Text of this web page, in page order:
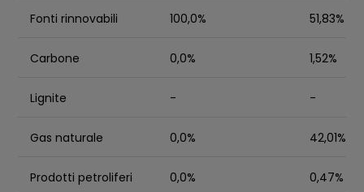
Fonti rinnovabili 100,0% 51,83%
Carbone 0,0% 1,52%
Lignite - -
Gas naturale 0,0% 42,01%
Prodotti petroliferi 0,0% 0,47%